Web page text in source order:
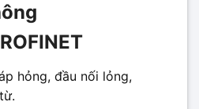
hỏng, đầu nối lỏng,